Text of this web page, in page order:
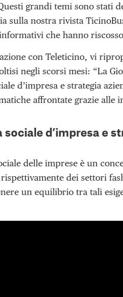
grandi temi sono
sulla nostra rivista
che hanno
con Teleticino, vi
negli scorsi mesi: “La
d’impresa e strategia
affrontate grazie alle
d’impresa e
delle imprese è un
dei settori
un equilibrio tra tali